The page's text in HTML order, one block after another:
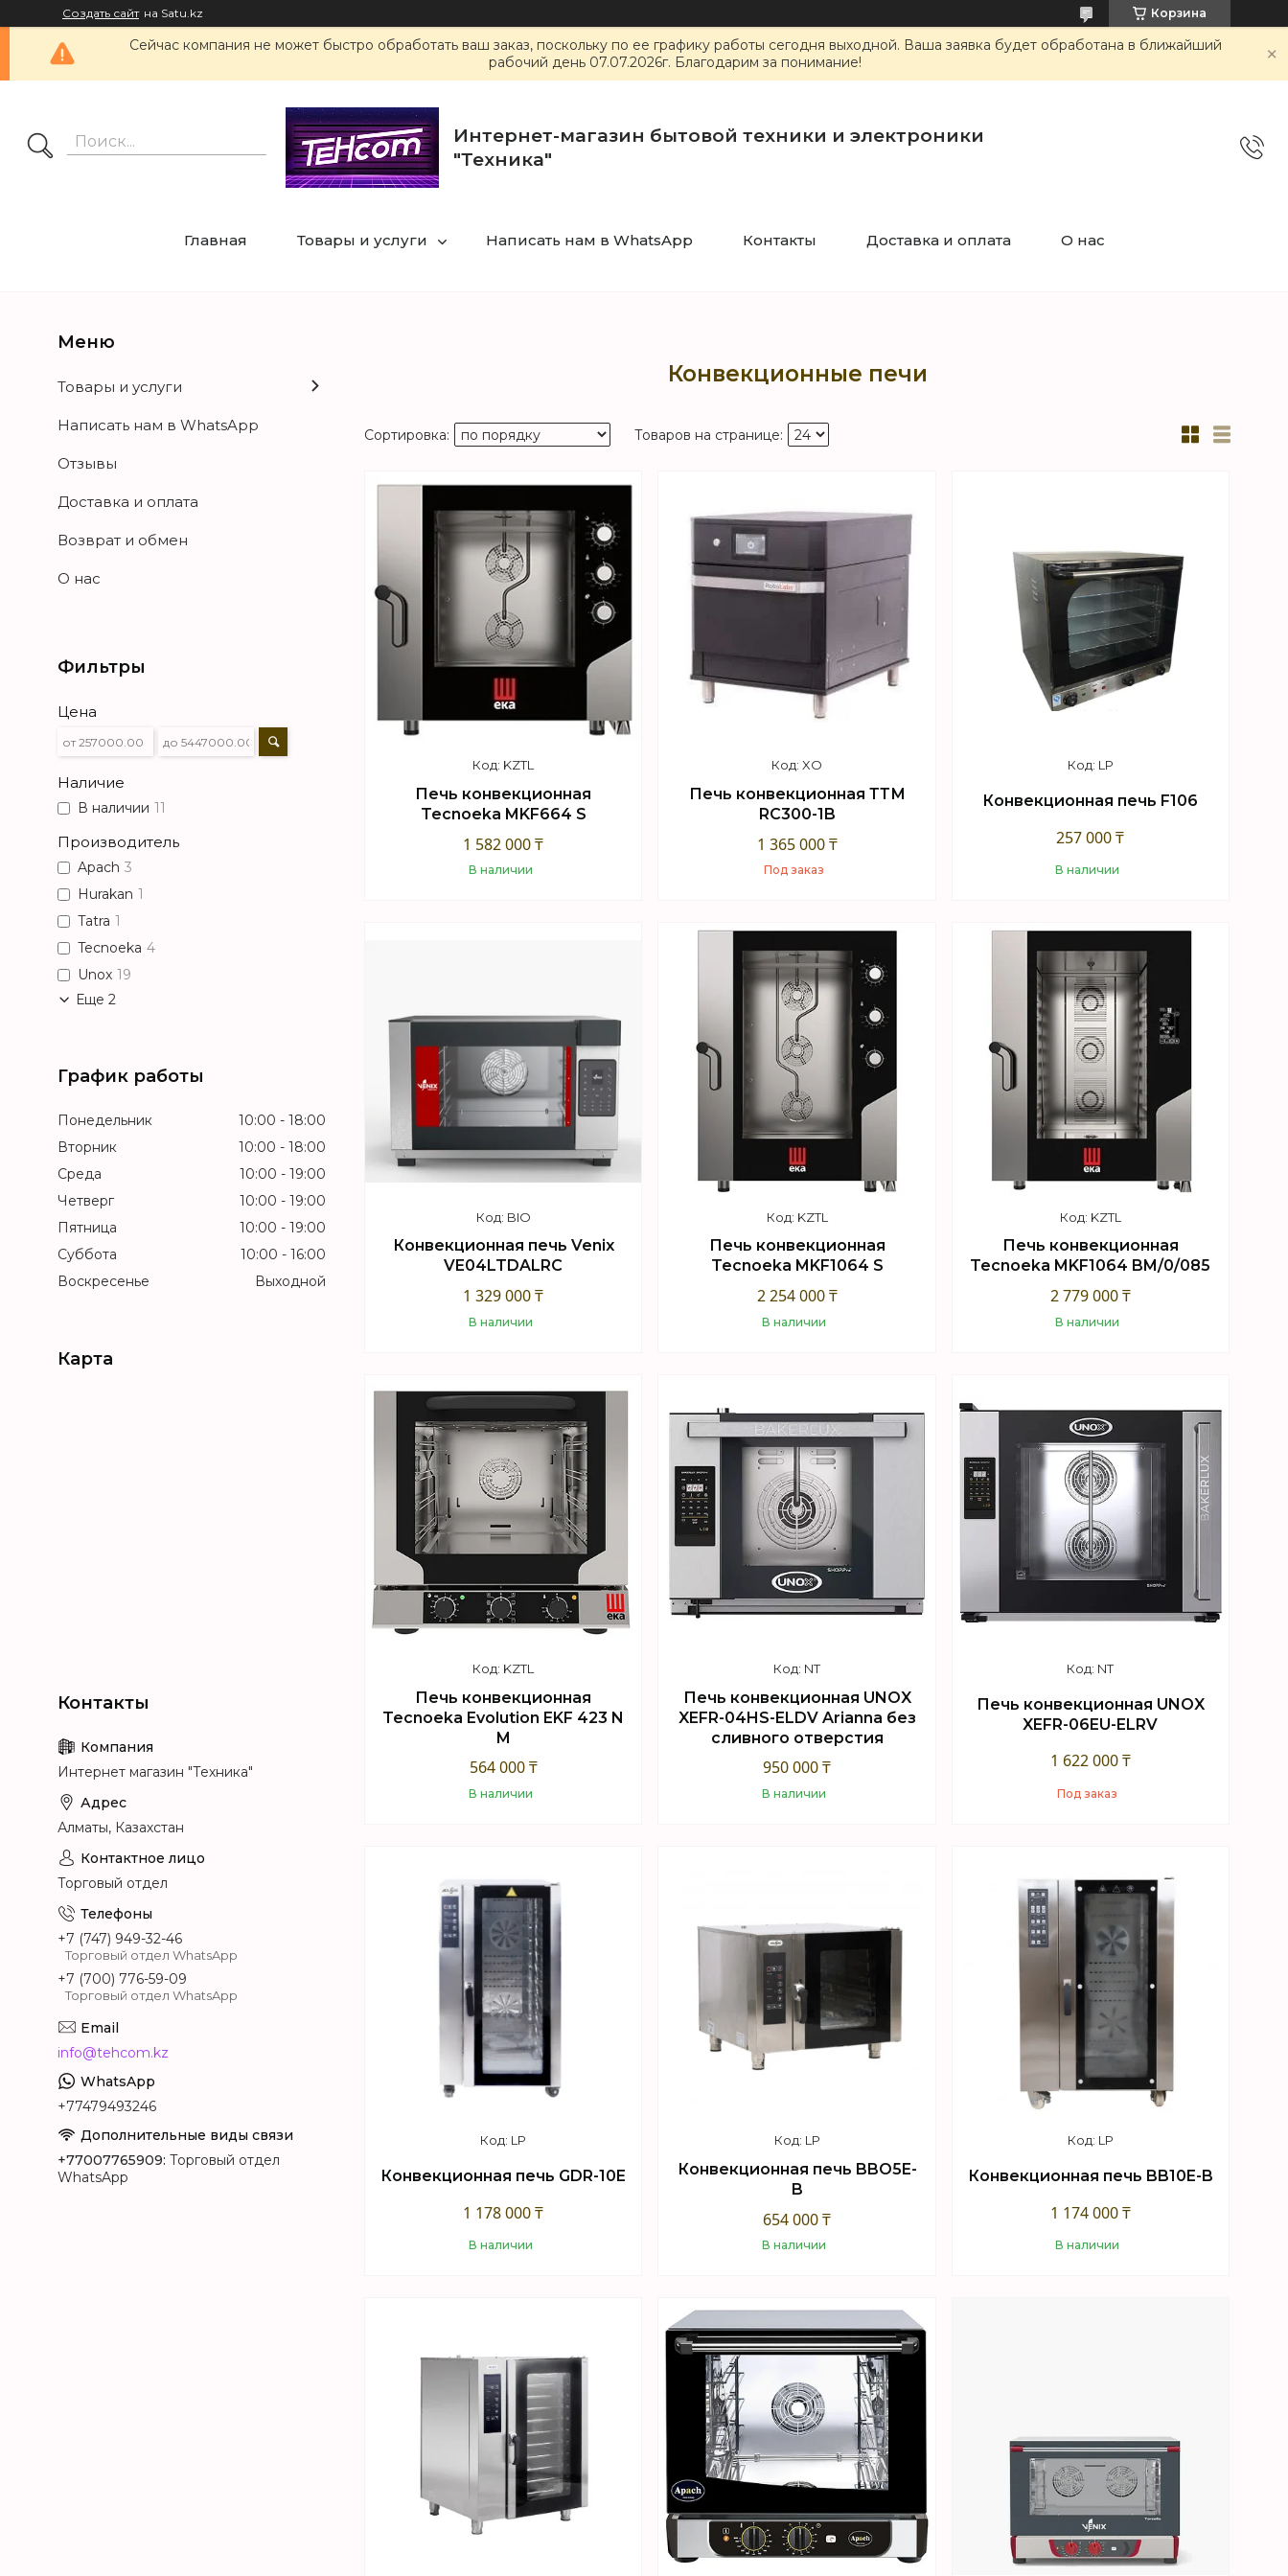
Создать сайт на Satu.kz Корзина
Сейчас компания не может быстро обработать ваш заказ, поскольку по ее графику работы сегодня выходной. Ваша заявка будет обработана в ближайший
рабочий день 07.07.2026г. Благодарим за понимание!
Интернет-магазин бытовой техники и электроники
"Техника"
Главная Товары и услуги Написать нам в WhatsApp Контакты Доставка и оплата О нас
Конвекционные печи
KZTL
Печь конвекционная
Tecnoeka MKF664 S
1 582 000 ₸
В наличии
XO
Печь конвекционная ТТМ
RC300-1B
1 365 000 ₸
Под заказ
Купить
LP
Конвекционная печь F106
257 000 ₸
В наличии
Купить
BIO
Конвекционная печь Venix
VE04LTDALRC
1 329 000 ₸
В наличии
KZTL
Печь конвекционная
Tecnoeka MKF1064 S
2 254 000 ₸
В наличии
KZTL
Печь конвекционная
Tecnoeka MKF1064 BM/0/085
2 779 000 ₸
В наличии
KZTL
Печь конвекционная
Tecnoeka Evolution EKF 423 N
M
564 000 ₸
В наличии
NT
Печь конвекционная UNOX
XEFR-04HS-ELDV Arianna без
сливного отверстия
950 000 ₸
В наличии
NT
Печь конвекционная UNOX
XEFR-06EU-ELRV
1 622 000 ₸
Под заказ
LP
Конвекционная печь GDR-10E
1 178 000 ₸
В наличии
LP
Конвекционная печь BBO5E-
B
654 000 ₸
В наличии
LP
Конвекционная печь BB10E-B
1 174 000 ₸
В наличии
Товары и услуги
Написать нам в WhatsApp
Отзывы
Доставка и оплата
Возврат и обмен
О нас
Фильтры
Цена
Наличие
В наличии 11
Производитель
Apach 3
Hurakan 1
Tatra 1
Tecnoeka 4
Unox 19
Еще 2
График работы
Понедельник 10:00
18:00
Вторник
10:00
18:00
Среда
10:00
19:00
Четверг
10:00
19:00
Пятница
10:00
19:00
Суббота
10:00
16:00
Воскресенье
Выходной
Карта
Интернет магазин "Техника"
Алматы, Казахстан
Торговый отдел
+7 (747) 949-32-46
Торговый отдел WhatsApp
+7 (700) 776-59-09
Торговый отдел WhatsApp
info@tehcom.kz
+77479493246
+77007765909 Торговый отдел
WhatsApp